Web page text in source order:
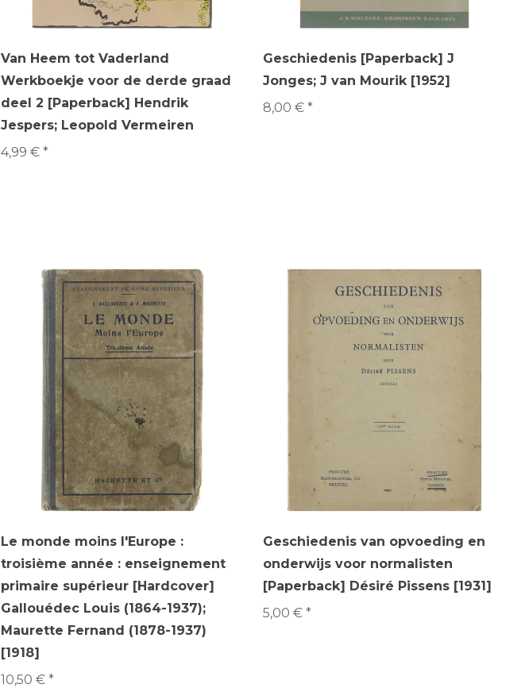
Van Heem tot Vaderland
Werkboekje voor de derde graad
deel 2 [Paperback] Hendrik
Jespers; Leopold Vermeiren
4,99 € *
Geschiedenis [Paperback] J
Jonges; J van Mourik [1952]
8,00 € *
Le monde moins l'Europe :
troisième année : enseignement
primaire supérieur [Hardcover]
Gallouédec Louis (1864-1937);
Maurette Fernand (1878-1937)
[1918]
10,50 € *
Geschiedenis van opvoeding en
onderwijs voor normalisten
[Paperback] Désiré Pissens [1931]
5,00 € *